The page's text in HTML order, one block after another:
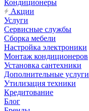
Кондиционеры
Акции
Услуги
Сервисные службы
Сборка мебели
Настройка электроники
Монтаж кондиционеров
Установка сантехники
Дополнительные услуги
Утилизация техники
Кредитование
Блог